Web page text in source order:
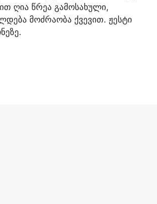
ღია წრეა გამოსახული,
მოძრაობა ქვევით. ჟესტი